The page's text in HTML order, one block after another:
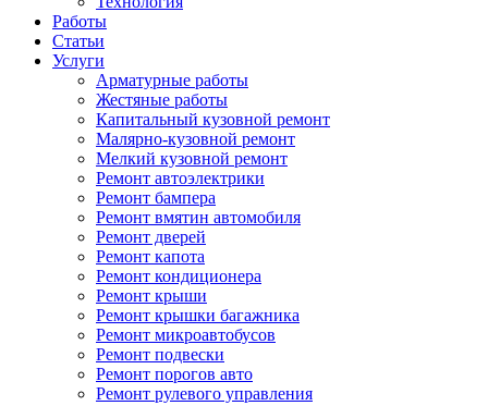
Работы
Статьи
Услуги
Арматурные работы
Жестяные работы
Капитальный кузовной ремонт
Малярно-кузовной ремонт
Мелкий кузовной ремонт
Ремонт автоэлектрики
Ремонт бампера
Ремонт вмятин автомобиля
Ремонт дверей
Ремонт капота
Ремонт кондиционера
Ремонт крыши
Ремонт крышки багажника
Ремонт микроавтобусов
Ремонт подвески
Ремонт порогов авто
Ремонт рулевого управления